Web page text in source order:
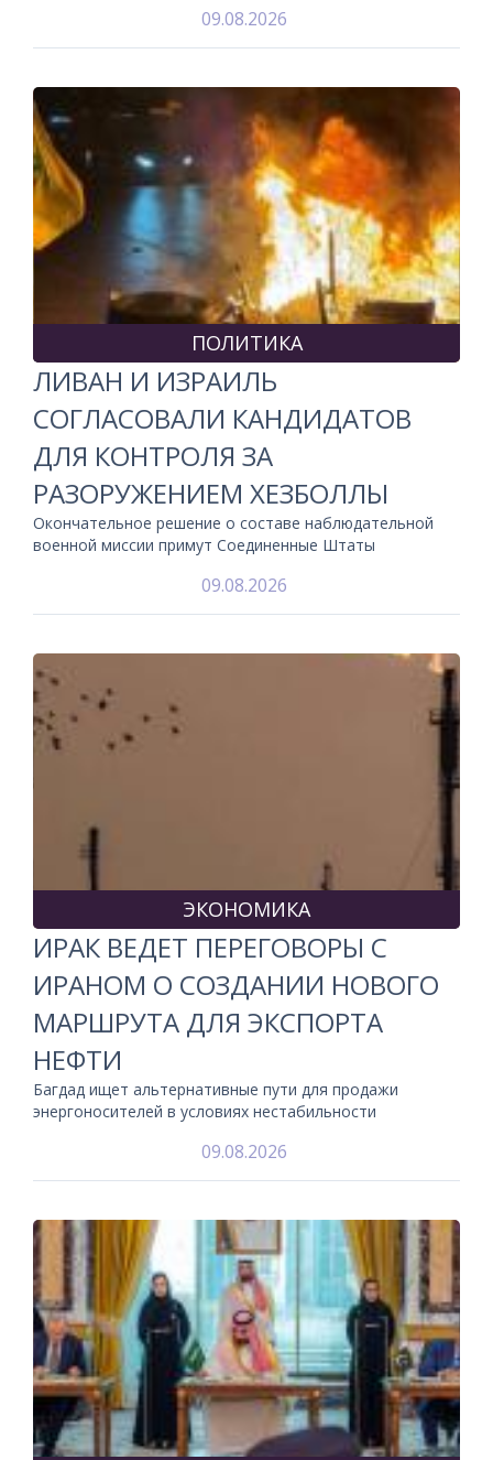
09.08.2026
ПОЛИТИКА
ЛИВАН И ИЗРАИЛЬ
СОГЛАСОВАЛИ КАНДИДАТОВ
ДЛЯ КОНТРОЛЯ ЗА
РАЗОРУЖЕНИЕМ ХЕЗБОЛЛЫ
Окончательное решение о составе наблюдательной
военной миссии примут Соединенные Штаты
09.08.2026
ЭКОНОМИКА
ИРАК ВЕДЕТ ПЕРЕГОВОРЫ С
ИРАНОМ О СОЗДАНИИ НОВОГО
МАРШРУТА ДЛЯ ЭКСПОРТА
НЕФТИ
Багдад ищет альтернативные пути для продажи
энергоносителей в условиях нестабильности
09.08.2026